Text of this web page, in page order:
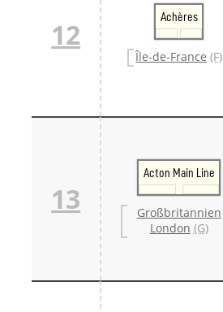
12
Achères
Île-de-France (F)
13
Acton Main Line
Großbritannien
London (G)